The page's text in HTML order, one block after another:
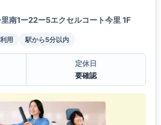
南1ー22ー5エクセルコート今里 1F
用 駅から5分以内
定休日
要確認